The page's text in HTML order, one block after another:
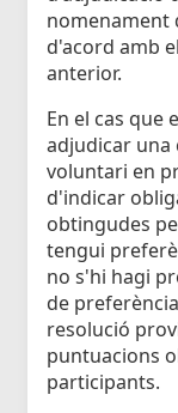
nomenament
d'acord amb
anterior.
En el cas que
adjudicar una
voluntari en
d'indicar
obtingudes
tengui
no s'hi hagi
de
resolució
puntuacions
participants.